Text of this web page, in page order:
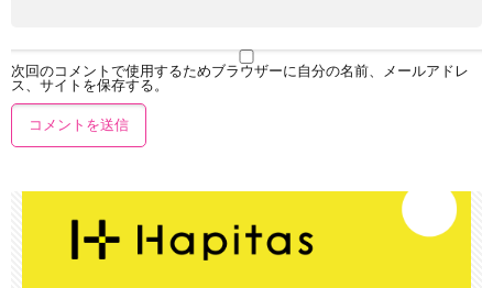
次回のコメントで使用するためブラウザーに自分の名前、メールアドレ
ス、サイトを保存する。